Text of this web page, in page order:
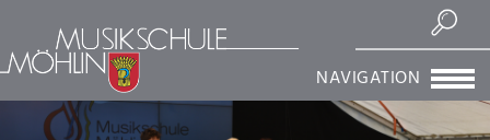
Suchen
NAVIGATION